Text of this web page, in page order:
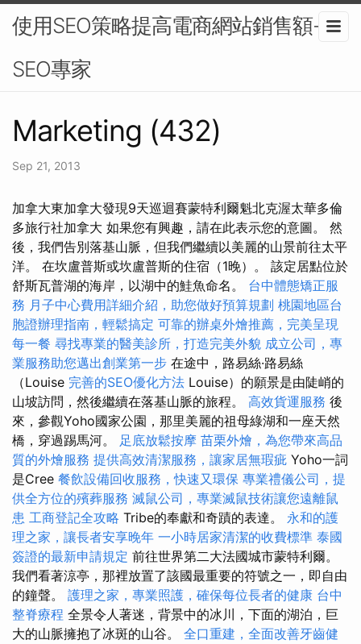
使用SEO策略提高電商網站銷售額-
SEO專家
Marketing (432)
Sep 21, 2013
加拿大東加拿大發現9天巡迴賽蒙特利爾魁北克渥太華多倫
多旅行社加拿大 如果您有興趣，請在此表示您的意圖。 然
後，我們告別落基山脈，但我們繼續以美麗的山景前往太平
洋。 在坎盧普斯或坎盧普斯的住宿（1晚）。 該定居點位於
舒斯瓦普湖的海岸，以湖中的鮭魚命名。 台中體態矯正服
務 月子中心費用詳細介紹，助您做好預算規劃 桃園地區台
胞證辦理指南，輕鬆搞定 可靠的辦桌外燴推薦，完美呈現
每一餐 尋找專業的醫美診所，打造完美外貌 成立公司，專
業服務助您邁出創業第一步 在途中，路易絲·路易絲
（Louise 完善的SEO優化方法 Louise）的願景是由陡峭的
山坡訪問，然後繼續在落基山脈的旅程。 高效貨運服務 後
來，參觀Yoho國家公園，那里美麗的祖母綠湖和一座天然
橋，穿過踢馬河。 足底放鬆按摩 苗栗外燴，為您帶來高品
質的外燴服務 提供高效清潔服務，讓家居無瑕疵 Yoho一詞
是Cree 餐飲設備回收服務，快速又環保 專業禮儀公司，提
供全方位的殯葬服務 滅鼠公司，專業滅鼠技術讓您遠離鼠
患 工商登記全攻略 Tribe的奉獻和奇蹟的表達。 永和的護
理之家，讓長者安享晚年 一小時居家清潔的收費標準 泰國
簽證的最新申請規定 前往世界第二大法國城市蒙特利爾。
我們看著涼亭，那裡放置了該國最重要的符號之一，即自由
的鐘聲。 護理之家，專業照護，確保每位長者的健康 台中
整脊療程 全景令人著迷，背景中的冰川，下面的湖泊，巨
大的山脈擁抱了冰斑的山谷。 全口重建，全面改善牙齒健